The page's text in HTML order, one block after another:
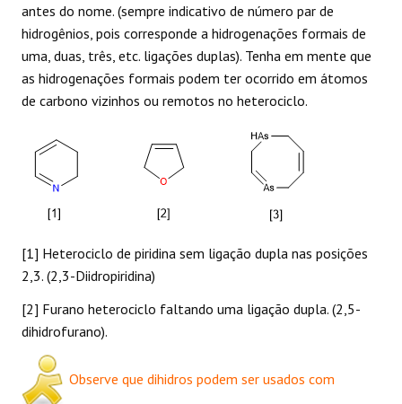
antes do nome. (sempre indicativo de número par de
hidrogênios, pois corresponde a hidrogenações formais de
uma, duas, três, etc. ligações duplas). Tenha em mente que
as hidrogenações formais podem ter ocorrido em átomos
de carbono vizinhos ou remotos no heterociclo.
[1] Heterociclo de piridina sem ligação dupla nas posições
2,3. (2,3-Diidropiridina)
[2] Furano heterociclo faltando uma ligação dupla. (2,5-
dihidrofurano).
Observe que dihidros podem ser usados com